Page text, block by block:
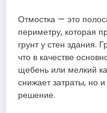
Отмостка — это
периметру, которая
грунт у стен здания.
что в качестве
щебень или мелкий
снижает затраты, но
решение.